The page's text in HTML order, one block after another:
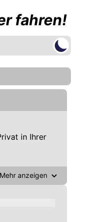
fahren!
in Ihrer
Mehr anzeigen